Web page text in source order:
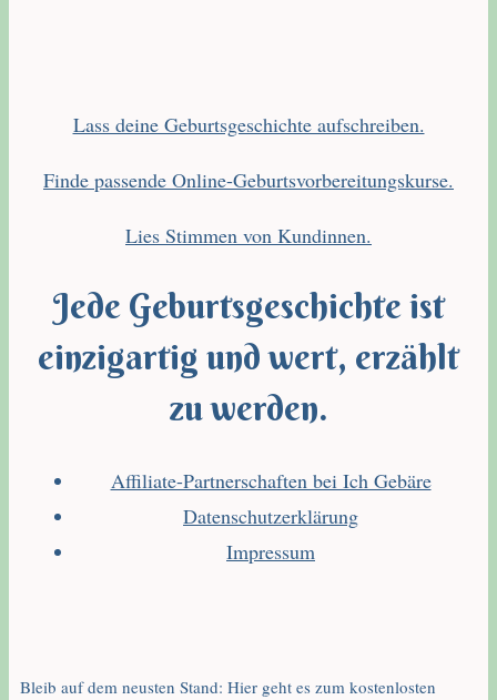
Lass deine Geburtsgeschichte aufschreiben.
Finde passende Online-Geburtsvorbereitungskurse.
Lies Stimmen von Kundinnen.
Jede Geburtsgeschichte ist
einzigartig und wert, erzählt
zu werden.
Affiliate-Partnerschaften bei Ich Gebäre
Datenschutzerklärung
Impressum
Bleib auf dem neusten Stand: Hier geht es zum kostenlosten